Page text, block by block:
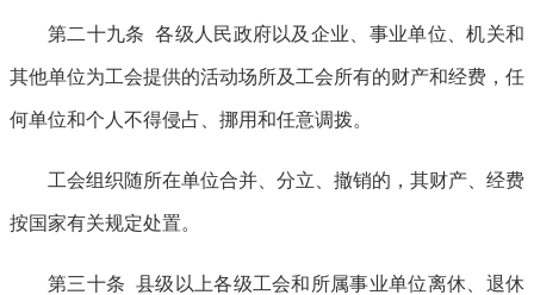
第二十九条 各级人民政府以及企业、事业单位、机关和
其他单位为工会提供的活动场所及工会所有的财产和经费，任
何单位和个人不得侵占、挪用和任意调拨。
工会组织随所在单位合并、分立、撤销的，其财产、经费
按国家有关规定处置。
第三十条 县级以上各级工会和所属事业单位离休、退休